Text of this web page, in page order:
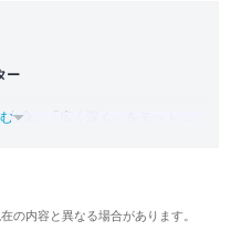
ー
出身。「広く深く」をモットー
。ゲーム開発者を目指した経験
々に伝えるためゲームライタ
の内容と異なる場合があります。